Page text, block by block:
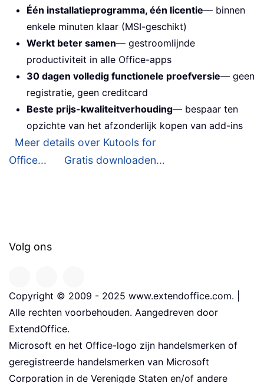
Één installatieprogramma, één licentie— binnen
enkele minuten klaar (MSI-geschikt)
Werkt beter samen— gestroomlijnde
productiviteit in alle Office-apps
30 dagen volledig functionele proefversie— geen
registratie, geen creditcard
Beste prijs-kwaliteitverhouding— bespaar ten
opzichte van het afzonderlijk kopen van add-ins
Meer details over Kutools for
Office...
Gratis downloaden...
Volg ons
Copyright © 2009 - 2025 www.extendoffice.com. |
Alle rechten voorbehouden. Aangedreven door
ExtendOffice.
Microsoft en het Office-logo zijn handelsmerken of
geregistreerde handelsmerken van Microsoft
Corporation in de Verenigde Staten en/of andere